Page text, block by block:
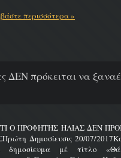
περισσότερα »
ΔΕΝ πρόκειται να
Ο ΠΡΟΦΗΤΗΣ ΗΛΙΑΣ ΔΕΝ
Δημοσίευσις 20/07/
δημοσίευμα μέ τίτλο